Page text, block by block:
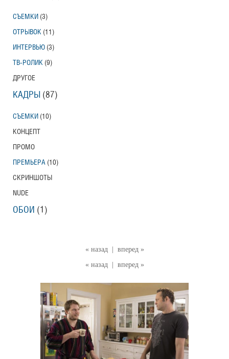
« назад
вперед »
« назад
вперед »
СЪЕМКИ (3)
ОТРЫВОК (11)
ИНТЕРВЬЮ (3)
ТВ-РОЛИК (9)
ДРУГОЕ
КАДРЫ (87)
СЪЕМКИ (10)
КОНЦЕПТ
ПРОМО
ПРЕМЬЕРА (10)
СКРИНШОТЫ
NUDE
ОБОИ (1)